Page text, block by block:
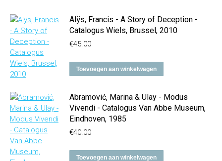
Alÿs, Francis - A Story of Deception -
Catalogus Wiels, Brussel, 2010
€45.00
Toevoegen aan winkelwagen
Abramović, Marina & Ulay - Modus
Vivendi - Catalogus Van Abbe Museum,
Eindhoven, 1985
€40.00
Toevoegen aan winkelwagen